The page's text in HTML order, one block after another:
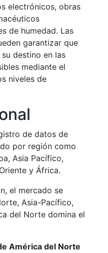
electrónicos, obras
de humedad. Las
garantizar que
destino en las
mediante el
niveles de
de datos de
por región como
Asia Pacífico,
y África.
el mercado se
Asia-Pacífico,
del Norte domina el
América del Norte